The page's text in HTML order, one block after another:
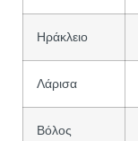
Ηράκλειο
Λάρισα
Βόλος